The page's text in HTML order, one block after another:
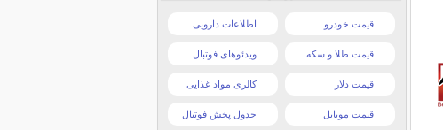
قیمت خودرو اطلاعات دارویی
قیمت طلا و سکه ویدئوهای فوتبال
قیمت دلار کالری مواد غذایی
قیمت موبایل جدول پخش فوتبال